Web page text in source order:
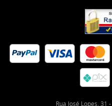
Rua José Lopes, 31 -